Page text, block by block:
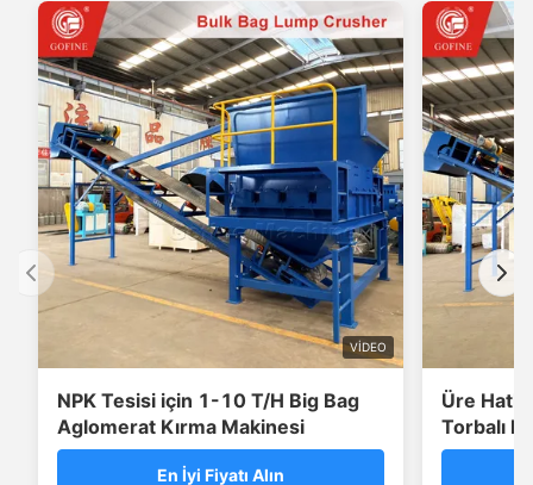
VIDEO
NPK Tesisi için 1-10 T/H Big Bag
Aglomerat Kırma Makinesi
En İyi Fiyatı Alın
Üre
Torbalı